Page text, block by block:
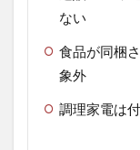
ない
食品が同梱
象外
調理家電は